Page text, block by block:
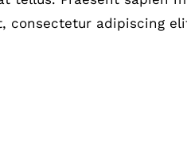
consectetur adipiscing